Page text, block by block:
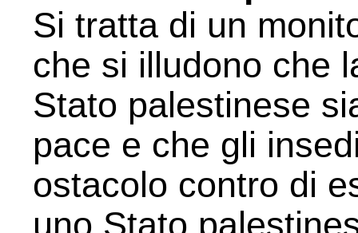
Si tratta di un
che si illudono che
Stato palestinese
pace e che gli
ostacolo contro di
uno Stato